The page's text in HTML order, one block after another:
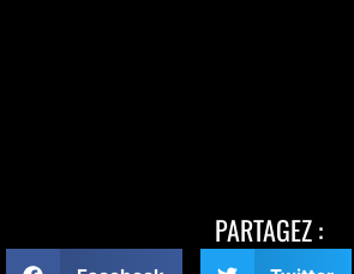
PARTAGEZ :